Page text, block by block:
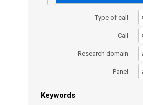
Type of call
Call
Research domain
Panel
Keywords